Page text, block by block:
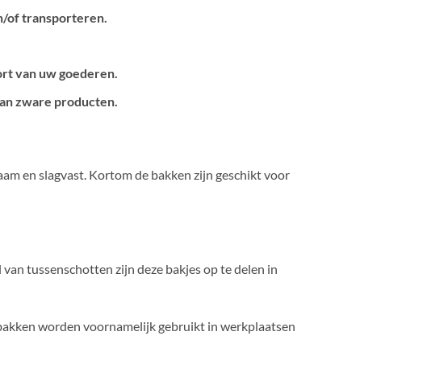
of transporteren.
van uw goederen.
zware producten.
en slagvast. Kortom de bakken zijn geschikt voor
tussenschotten zijn deze bakjes op te delen in
worden voornamelijk gebruikt in werkplaatsen